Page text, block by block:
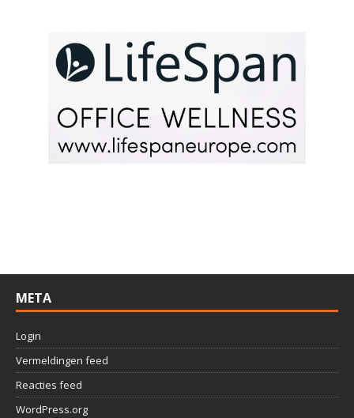
META
Login
Vermeldingen feed
Reacties feed
WordPress.org